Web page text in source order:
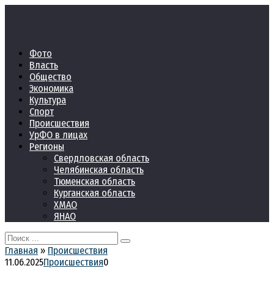
Фото
Власть
Общество
Экономика
Культура
Спорт
Происшествия
УрФО в лицах
Регионы
Свердловская область
Челябинская область
Тюменская область
Курганская область
ХМАО
ЯНАО
Search
for:
Главная » Происшествия
11.06.2025Происшествия0